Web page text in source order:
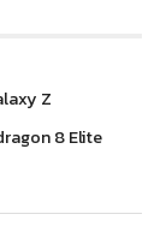
Z
8 Elite